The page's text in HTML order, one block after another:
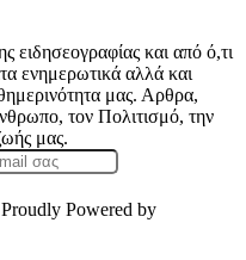
και από ό,τι
ενημερωτικά αλλά και
μας. Αρθρα,
τον Πολιτισμό, την
μας.
Powered by